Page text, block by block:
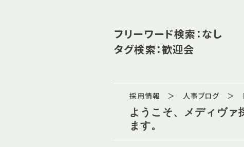
フリーワード検索：なし
タグ検索：歓迎会
採用情報 ＞ 人事ブログ ＞
ようこそ、メディヴァ
ます。